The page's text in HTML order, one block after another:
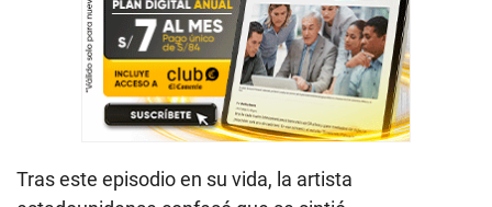
Tras este episodio en su vida, la artista